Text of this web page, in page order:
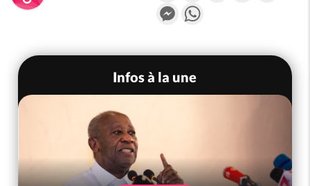
Messenger
Infos à la une